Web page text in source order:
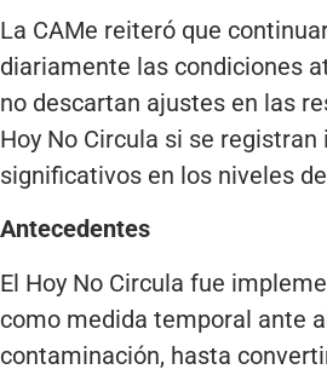
La CAMe reiteró que
diariamente las condiciones
no descartan ajustes en las
Hoy No Circula si se
significativos en los niveles
Antecedentes
El Hoy No Circula fue
como medida temporal ante
contaminación, hasta